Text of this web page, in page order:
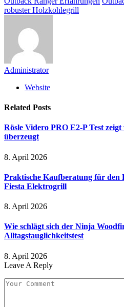
robuster Holzkohlegrill
Administrator
Website
Related Posts
Rösle Videro PRO E2-P Test
überzeugt
8. April 2026
Praktische Kaufberatung für den
Fiesta Elektrogrill
8. April 2026
Wie schlägt sich der Ninja
Alltagstauglichkeitstest
8. April 2026
Leave A Reply